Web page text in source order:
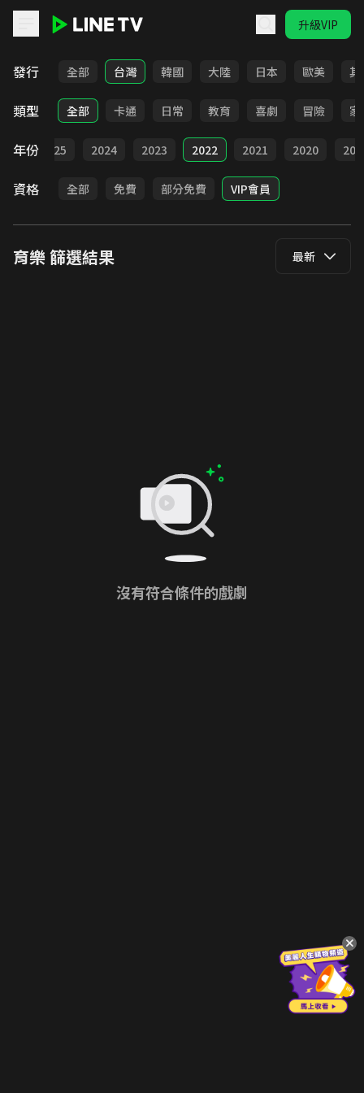
升級VIP
發行 全部 台灣 韓國 大陸 日本 歐美 其
類型 全部 卡通 日常 教育 喜劇 冒險 家
年份
部 2025 2024 2023 2022 2021 2020
資格 全部 免費 部分免費 VIP會員
育樂篩選結果 最新
沒有符合條件的戲劇